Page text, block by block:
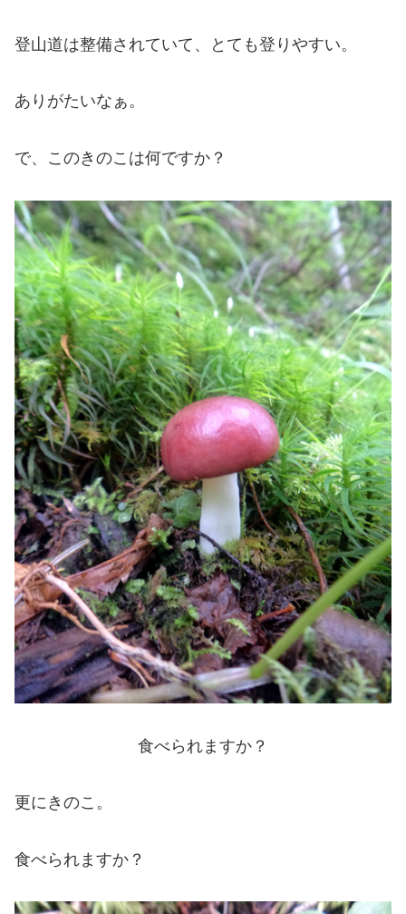
登山道は整備されていて、とても登りやすい。
ありがたいなぁ。
で、このきのこは何ですか？
食べられますか？
更にきのこ。
食べられますか？